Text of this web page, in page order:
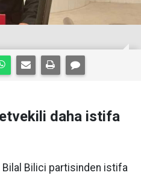
daha istifa
Bilici partisinden istifa